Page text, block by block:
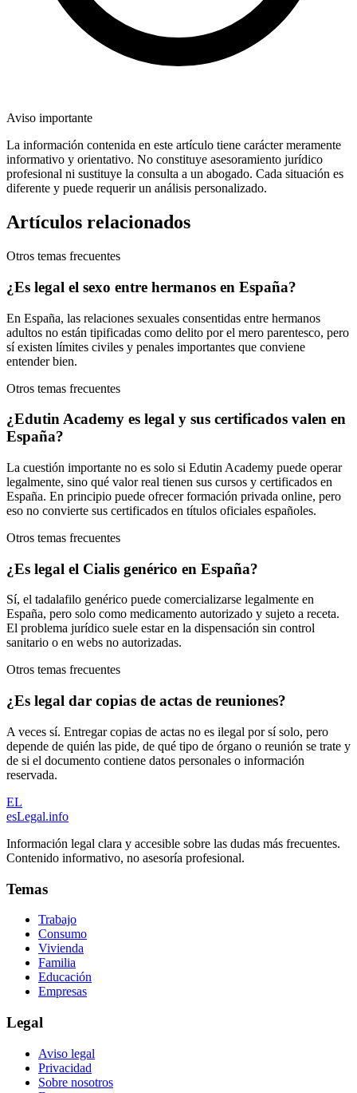
Aviso importante
La información contenida en este artículo tiene carácter meramente
informativo y orientativo. No constituye asesoramiento jurídico
profesional ni sustituye la consulta a un abogado. Cada situación es
diferente y puede requerir un análisis personalizado.
Artículos relacionados
Otros temas frecuentes
¿Es legal el sexo entre hermanos en España?
En España, las relaciones sexuales consentidas entre hermanos
adultos no están tipificadas como delito por el mero parentesco, pero
sí existen límites civiles y penales importantes que conviene
entender bien.
Otros temas frecuentes
¿Edutin Academy es legal y sus certificados valen en
España?
La cuestión importante no es solo si Edutin Academy puede operar
legalmente, sino qué valor real tienen sus cursos y certificados en
España. En principio puede ofrecer formación privada online, pero
eso no convierte sus certificados en títulos oficiales españoles.
Otros temas frecuentes
¿Es legal el Cialis genérico en España?
Sí, el tadalafilo genérico puede comercializarse legalmente en
España, pero solo como medicamento autorizado y sujeto a receta.
El problema jurídico suele estar en la dispensación sin control
sanitario o en webs no autorizadas.
Otros temas frecuentes
¿Es legal dar copias de actas de reuniones?
A veces sí. Entregar copias de actas no es ilegal por sí solo, pero
depende de quién las pide, de qué tipo de órgano o reunión se trate y
de si el documento contiene datos personales o información
reservada.
EL
esLegal.info
Información legal clara y accesible sobre las dudas más frecuentes.
Contenido informativo, no asesoría profesional.
Temas
Trabajo
Consumo
Vivienda
Familia
Educación
Empresas
Legal
Aviso legal
Privacidad
Sobre nosotros